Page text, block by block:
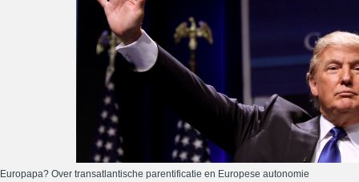
Europapa? Over transatlantische parentificatie en Europese autonomie